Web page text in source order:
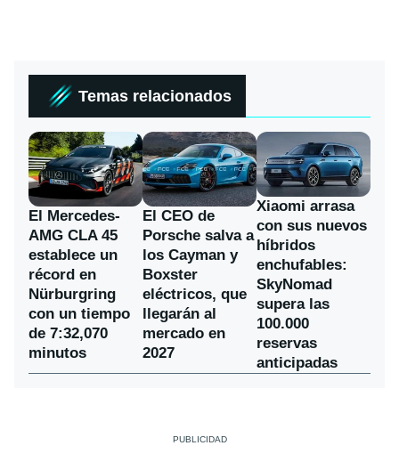
Temas relacionados
El Mercedes-
AMG CLA 45
establece un
récord en
Nürburgring
con un tiempo
de 7:32,070
minutos
El CEO de
Porsche salva a
los Cayman y
Boxster
eléctricos, que
llegarán al
mercado en
2027
Xiaomi arrasa
con sus nuevos
híbridos
enchufables:
SkyNomad
supera las
100.000
reservas
anticipadas